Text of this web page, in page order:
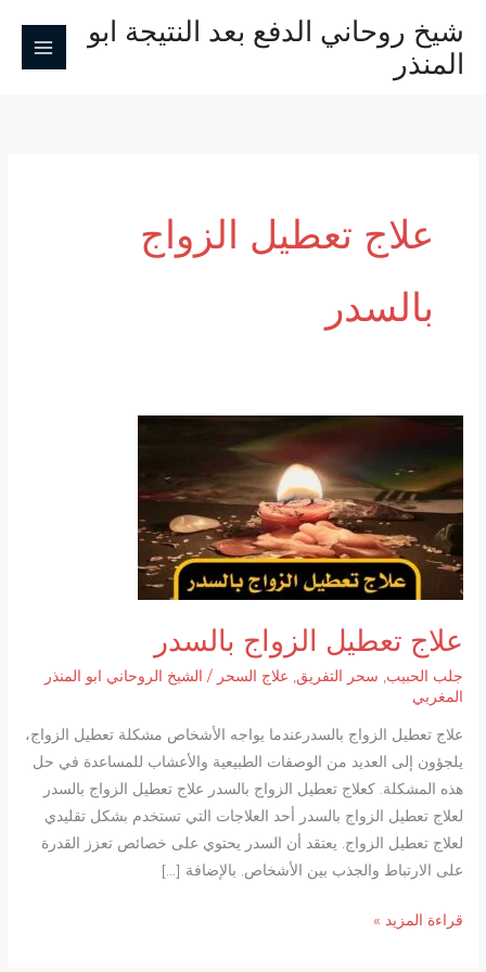
المحتوى
شيخ روحاني الدفع بعد النتيجة ابو
المنذر
علاج تعطيل الزواج
بالسدر
علاج تعطيل الزواج بالسدر
جلب الحبيب سحر التفريق علاج السحر / الشيخ الروحاني ابو المنذر
المغربي
علاج تعطيل الزواج بالسدرعندما يواجه الأشخاص مشكلة تعطيل الزواج،
يلجؤون إلى العديد من الوصفات الطبيعية والأعشاب للمساعدة في حل
هذه المشكلة. كعلاج تعطيل الزواج بالسدر علاج تعطيل الزواج بالسدر
لعلاج تعطيل الزواج بالسدر أحد العلاجات التي تستخدم بشكل تقليدي
لعلاج تعطيل الزواج. يعتقد أن السدر يحتوي على خصائص تعزز القدرة
على الارتباط والجذب بين الأشخاص. بالإضافة […]
علاج
قراءة المزيد »